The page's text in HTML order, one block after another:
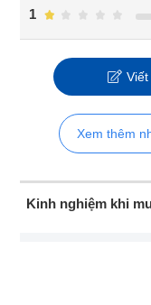
1
Xem thêm
Kinh nghiệm khi